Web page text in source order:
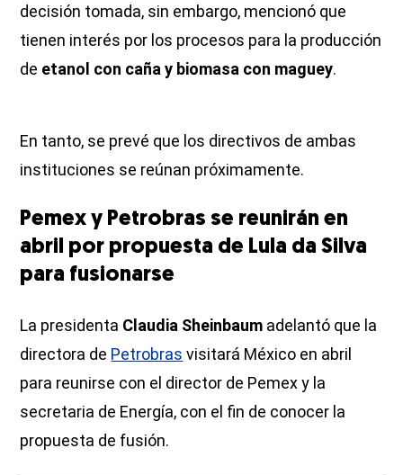
decisión tomada, sin embargo, mencionó que
tienen interés por los procesos para la producción
de etanol con caña y biomasa con maguey.
En tanto, se prevé que los directivos de ambas
instituciones se reúnan próximamente.
Pemex y Petrobras se reunirán en
abril por propuesta de Lula da Silva
para fusionarse
La presidenta Claudia Sheinbaum adelantó que la
directora de Petrobras visitará México en abril
para reunirse con el director de Pemex y la
secretaria de Energía, con el fin de conocer la
propuesta de fusión.